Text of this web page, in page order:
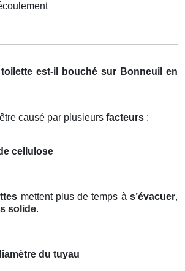
est-il bouché sur Bonneuil en
causé par plusieurs facteurs :
cellulose
mettent plus de temps às’évacuer,
solide.
du tuyau